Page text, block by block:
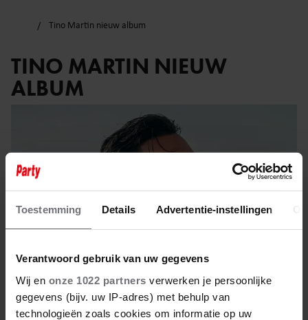
Toestemming Details Advertentie-instellingen
Verantwoord gebruik van uw gegevens
Wij en onze 1022 partners verwerken je persoonlijke
gegevens (bijv. uw IP-adres) met behulp van
technologieën zoals cookies om informatie op uw
Tino Martin nieuw album
TINO MARTIN NIEUW
ALBUM